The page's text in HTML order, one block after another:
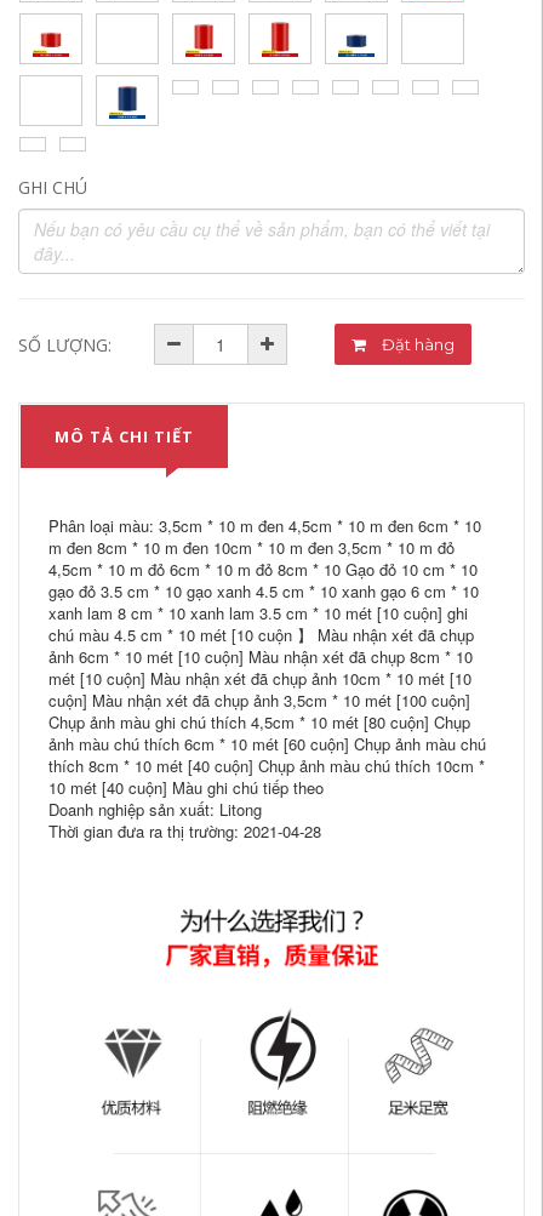
GHI CHÚ
SỐ LƯỢNG: Đặt hàng
MÔ TẢ CHI TIẾT
Phân loại màu: 3,5cm * 10 m đen 4,5cm * 10 m đen 6cm * 10
m đen 8cm * 10 m đen 10cm * 10 m đen 3,5cm * 10 m đỏ
4,5cm * 10 m đỏ 6cm * 10 m đỏ 8cm * 10 Gạo đỏ 10 cm * 10
gạo đỏ 3.5 cm * 10 gạo xanh 4.5 cm * 10 xanh gạo 6 cm * 10
xanh lam 8 cm * 10 xanh lam 3.5 cm * 10 mét [10 cuộn] ghi
chú màu 4.5 cm * 10 mét [10 cuộn 】 Màu nhận xét đã chụp
ảnh 6cm * 10 mét [10 cuộn] Màu nhận xét đã chụp 8cm * 10
mét [10 cuộn] Màu nhận xét đã chụp ảnh 10cm * 10 mét [10
cuộn] Màu nhận xét đã chụp ảnh 3,5cm * 10 mét [100 cuộn]
Chụp ảnh màu ghi chú thích 4,5cm * 10 mét [80 cuộn] Chụp
ảnh màu chú thích 6cm * 10 mét [60 cuộn] Chụp ảnh màu chú
thích 8cm * 10 mét [40 cuộn] Chụp ảnh màu chú thích 10cm *
10 mét [40 cuộn] Màu ghi chú tiếp theo
Doanh nghiệp sản xuất: Litong
Thời gian đưa ra thị trường: 2021-04-28